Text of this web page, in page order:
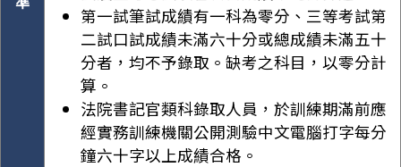
第一試筆試成績有一科為零分、三等考試第
二試口試成績未滿六十分或總成績未滿五十
分者，均不予錄取。缺考之科目，以零分計
算。
法院書記官類科錄取人員，於訓練期滿前應
經實務訓練機關公開測驗中文電腦打字每分
鐘六十字以上成績合格。